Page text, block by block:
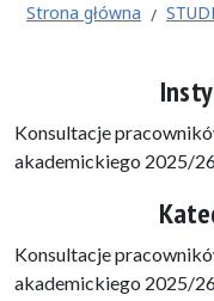
Strona główna
Konsultacje
akademickiego 2025/
Konsultacje
akademickiego 2025/